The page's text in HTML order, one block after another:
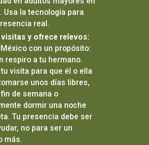
Usa la tecnología para
real.
visitas y ofrece relevos:
con un propósito:
respiro a tu hermano.
tu visita para que él o ella
unos días libres,
de semana o
dormir una noche
Tu presencia debe ser
no para ser un
más.